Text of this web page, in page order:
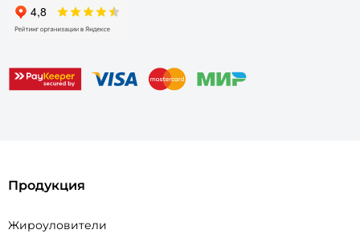
Продукция
Жироуловители